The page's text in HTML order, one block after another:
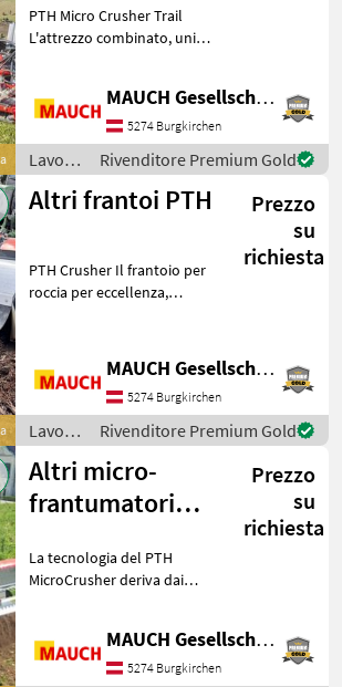
Trail
PTH Micro Crusher Trail
L'attrezzo combinato, unico
forestale per la costruzione
di percorsi su terreni
impervi
MAUCH Gesellschaft m.b.H. & Co.KG
5274 Burgkirchen
Lavorazione
terreno
/
Rivenditore Premium Gold
Altri frantoi PTH
Prezzo
su
richiesta
PTH Crusher Il frantoio per
roccia per eccellenza,
l’impiego su roccia
particolarmente dura e
terreni difficili.
MAUCH Gesellschaft m.b.H. & Co.KG
5274 Burgkirchen
Lavorazione
terreno
/
Sonstige
Rivenditore Premium Gold
Altri micro-
frantumatori
forza
Prezzo
su
richiesta
La tecnologia del PTH
MicroCrusher deriva dai
struttura è quindi
notevolmente più robusta
MAUCH Gesellschaft m.b.H. & Co.KG
5274 Burgkirchen